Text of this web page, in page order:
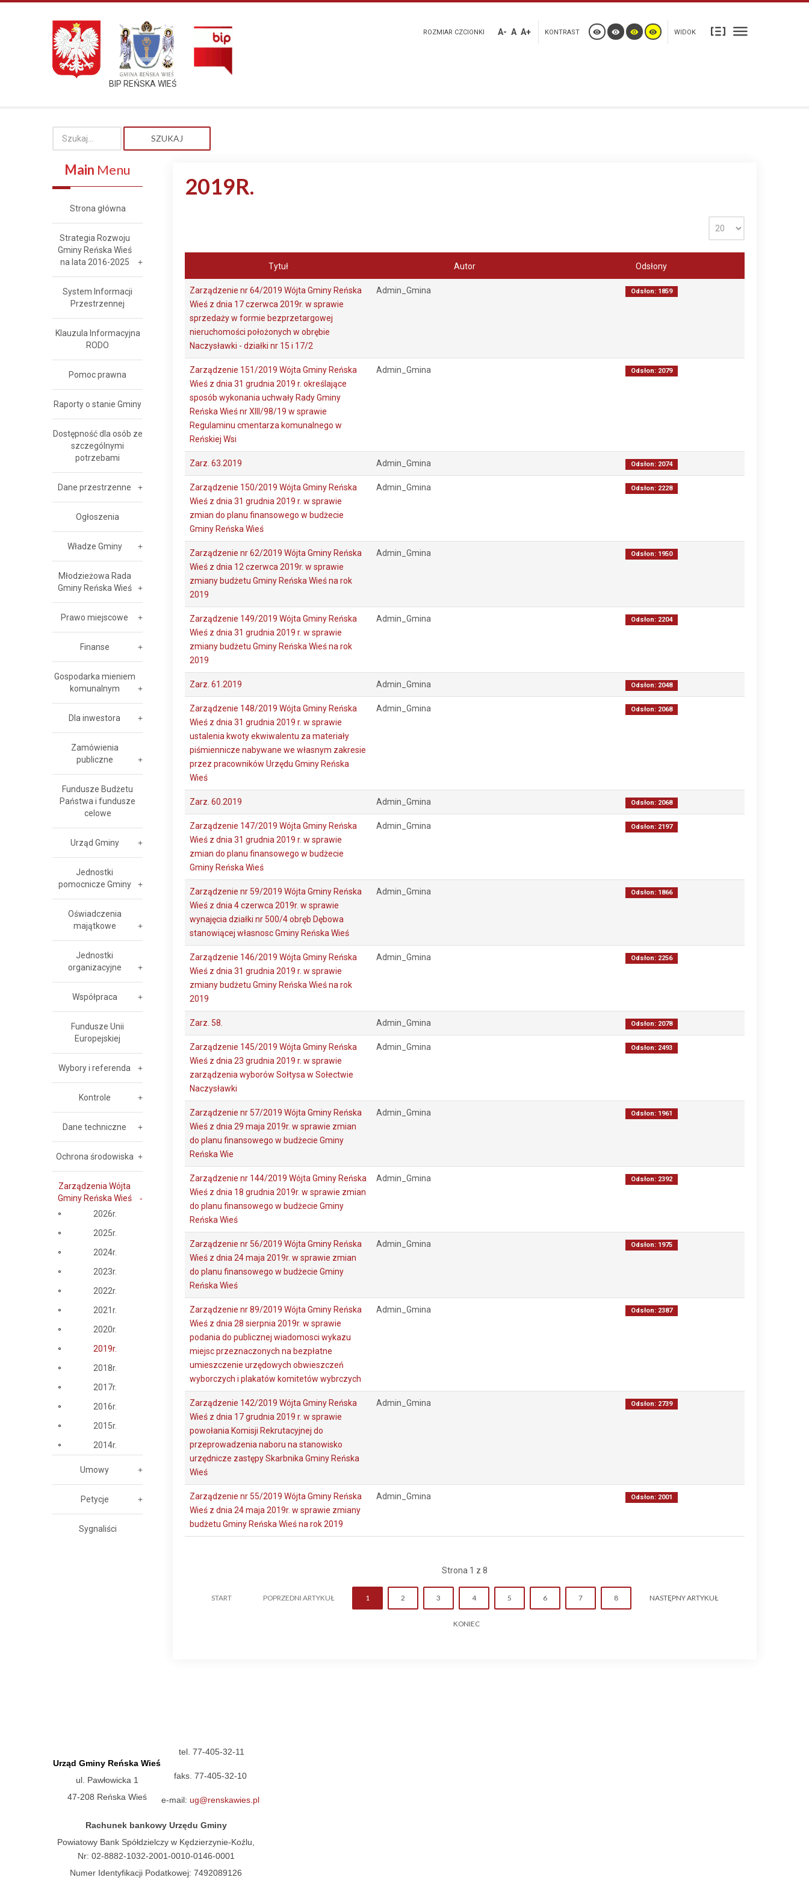
BIP REŃSKA WIEŚ
ROZMIAR CZCIONKI A- A A+ KONTRAST WIDOK
SZUKAJ
2019R.
Tytuł Autor Odsłony
Zarządzenie nr 64/2019 Wójta Gminy Reńska
Wieś z dnia 17 czerwca 2019r. w sprawie
sprzedaży w formie bezprzetargowej
nieruchomości położonych w obrębie
Naczysławki - działki nr 15 i 17/2
Admin_Gmina Odsłon: 1859
Zarządzenie 151/2019 Wójta Gminy Reńska
Wieś z dnia 31 grudnia 2019 r. określające
sposób wykonania uchwały Rady Gminy
Reńska Wieś nr XIII/98/19 w sprawie
Regulaminu cmentarza komunalnego w
Reńskiej Wsi
Admin_Gmina Odsłon: 2079
Zarz. 63.2019 Admin_Gmina Odsłon: 2074
Zarządzenie 150/2019 Wójta Gminy Reńska
Wieś z dnia 31 grudnia 2019 r. w sprawie
zmian do planu finansowego w budżecie
Gminy Reńska Wieś
Admin_Gmina Odsłon: 2228
Zarządzenie nr 62/2019 Wójta Gminy Reńska
Wieś z dnia 12 czerwca 2019r. w sprawie
zmiany budżetu Gminy Reńska Wieś na rok
2019
Admin_Gmina Odsłon: 1950
Zarządzenie 149/2019 Wójta Gminy Reńska
Wieś z dnia 31 grudnia 2019 r. w sprawie
zmiany budżetu Gminy Reńska Wieś na rok
2019
Admin_Gmina Odsłon: 2204
Zarz. 61.2019 Admin_Gmina Odsłon: 2048
Zarządzenie 148/2019 Wójta Gminy Reńska
Wieś z dnia 31 grudnia 2019 r. w sprawie
ustalenia kwoty ekwiwalentu za materiały
piśmiennicze nabywane we własnym zakresie
przez pracowników Urzędu Gminy Reńska
Wieś
Admin_Gmina Odsłon: 2068
Zarz. 60.2019 Admin_Gmina Odsłon: 2068
Zarządzenie 147/2019 Wójta Gminy Reńska
Wieś z dnia 31 grudnia 2019 r. w sprawie
zmian do planu finansowego w budżecie
Gminy Reńska Wieś
Admin_Gmina Odsłon: 2197
Zarządzenie nr 59/2019 Wójta Gminy Reńska
Wieś z dnia 4 czerwca 2019r. w sprawie
wynajęcia działki nr 500/4 obręb Dębowa
stanowiącej własnosc Gminy Reńska Wieś
Admin_Gmina Odsłon: 1866
Zarządzenie 146/2019 Wójta Gminy Reńska
Wieś z dnia 31 grudnia 2019 r. w sprawie
zmiany budżetu Gminy Reńska Wieś na rok
2019
Admin_Gmina Odsłon: 2256
Zarz. 58. Admin_Gmina Odsłon: 2078
Zarządzenie 145/2019 Wójta Gminy Reńska
Wieś z dnia 23 grudnia 2019 r. w sprawie
zarządzenia wyborów Sołtysa w Sołectwie
Naczysławki
Admin_Gmina Odsłon: 2493
Zarządzenie nr 57/2019 Wójta Gminy Reńska
Wieś z dnia 29 maja 2019r. w sprawie zmian
do planu finansowego w budżecie Gminy
Reńska Wie
Admin_Gmina Odsłon: 1961
Zarządzenie nr 144/2019 Wójta Gminy Reńska
Wieś z dnia 18 grudnia 2019r. w sprawie zmian
do planu finansowego w budżecie Gminy
Reńska Wieś
Admin_Gmina Odsłon: 2392
Zarządzenie nr 56/2019 Wójta Gminy Reńska
Wieś z dnia 24 maja 2019r. w sprawie zmian
do planu finansowego w budżecie Gminy
Reńska Wieś
Admin_Gmina Odsłon: 1975
Zarządzenie nr 89/2019 Wójta Gminy Reńska
Wieś z dnia 28 sierpnia 2019r. w sprawie
podania do publicznej wiadomosci wykazu
miejsc przeznaczonych na bezpłatne
umieszczenie urzędowych obwieszczeń
wyborczych i plakatów komitetów wybrczych
Admin_Gmina Odsłon: 2387
Zarządzenie 142/2019 Wójta Gminy Reńska
Wieś z dnia 17 grudnia 2019 r. w sprawie
powołania Komisji Rekrutacyjnej do
przeprowadzenia naboru na stanowisko
urzędnicze zastępy Skarbnika Gminy Reńska
Wieś
Admin_Gmina Odsłon: 2739
Zarządzenie nr 55/2019 Wójta Gminy Reńska
Wieś z dnia 24 maja 2019r. w sprawie zmiany
budżetu Gminy Reńska Wieś na rok 2019
Admin_Gmina Odsłon: 2001
Strona 1 z 8
START POPRZEDNI ARTYKUŁ 1 2 3 4 5 6 7 8 NASTĘPNY ARTYKUŁ
KONIEC
Main Menu
Strona główna
Strategia Rozwoju
Gminy Reńska Wieś
na lata 2016-2025
System Informacji
Przestrzennej
Klauzula Informacyjna
RODO
Pomoc prawna
Raporty o stanie Gminy
Dostępność dla osób ze
szczególnymi
potrzebami
Dane przestrzenne
Ogłoszenia
Władze Gminy
Młodzieżowa Rada
Gminy Reńska Wieś
Prawo miejscowe
Finanse
Gospodarka mieniem
komunalnym
Dla inwestora
Zamówienia
publiczne
Fundusze Budżetu
Państwa i fundusze
celowe
Urząd Gminy
Jednostki
pomocnicze Gminy
Oświadczenia
majątkowe
Jednostki
organizacyjne
Współpraca
Fundusze Unii
Europejskiej
Wybory i referenda
Kontrole
Dane techniczne
Ochrona środowiska
Zarządzenia Wójta
Gminy Reńska Wieś
2026r.
2025r.
2024r.
2023r.
2022r.
2021r.
2020r.
2019r.
2018r.
2017r.
2016r.
2015r.
2014r.
Umowy
Petycje
Sygnaliści
Urząd Gminy Reńska Wieś
ul. Pawłowicka 1
47-208 Reńska Wieś
tel. 77-405-32-11
faks. 77-405-32-10
e-mail: ug@renskawies.pl
Rachunek bankowy Urzędu Gminy
Powiatowy Bank Spółdzielczy w Kędzierzynie-Koźlu,
Nr: 02-8882-1032-2001-0010-0146-0001
Numer Identyfikacji Podatkowej: 7492089126